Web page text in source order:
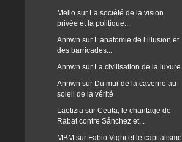
Mello sur La société de la vision
privée et la politique...
Annwn sur L’anatomie de l’illusion et
des barricades...
Annwn sur La civilisation de la luxure
Annwn sur Du mur de la caverne au
soleil de la vérité
Laetizia sur Ceuta, le chantage de
Rabat contre Sánchez et...
MBM sur Fabio Vighi et le capitalisme